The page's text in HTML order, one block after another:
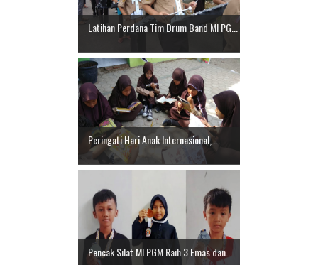
Latihan Perdana Tim Drum Band MI PG...
Peringati Hari Anak Internasional, ...
Pencak Silat MI PGM Raih 3 Emas dan...